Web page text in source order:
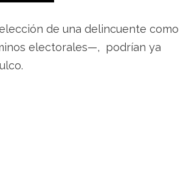
de una delincuente como
electorales—, podrían ya